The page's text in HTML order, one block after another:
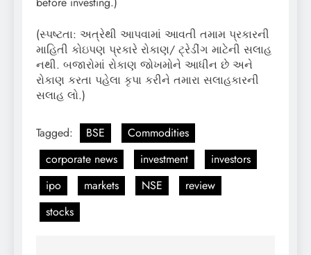
(સ્પષ્ટતા: અત્રેથી આપવામાં આવતી તમામ પ્રકારની
માહિતી કોઇપણ પ્રકારે રોકાણ/ ટ્રેડીંગ માટેની સલાહ
નથી. બજારોમાં રોકાણ જોખમોને આધીન છે અને
રોકાણ કરતા પહેલા કૃપા કરીને તમારા સલાહકારની
સલાહ લો.)
Tagged: BSE
Commodities
corporate news
investment
investors
ipo
markets NSE
review
stocks